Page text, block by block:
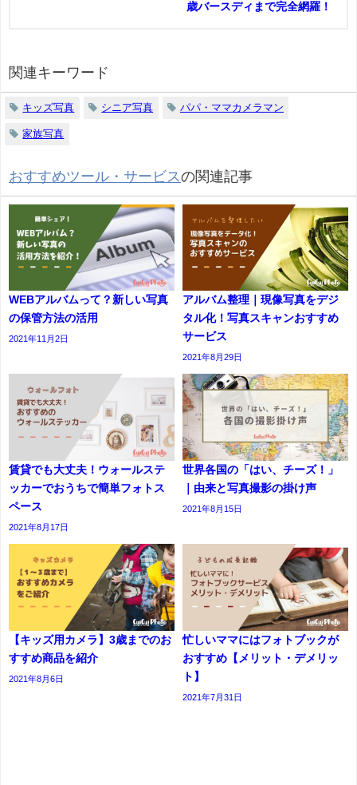
歳バースディまで完全網羅！
関連キーワード
キッズ写真 シニア写真 パパ・ママカメラマン
家族写真
おすすめツール・サービスの関連記事
WEBアルバムって？新しい写真
の保管方法の活用
2021年11月2日
アルバム整理｜現像写真をデジ
タル化！写真スキャンおすすめ
サービス
2021年8月29日
賃貸でも大丈夫！ウォールステ
ッカーでおうちで簡単フォトス
ペース
2021年8月17日
世界各国の「はい、チーズ！」
｜由来と写真撮影の掛け声
2021年8月15日
【キッズ用カメラ】3歳までのお
すすめ商品を紹介
2021年8月6日
忙しいママにはフォトブックが
おすすめ【メリット・デメリッ
ト】
2021年7月31日